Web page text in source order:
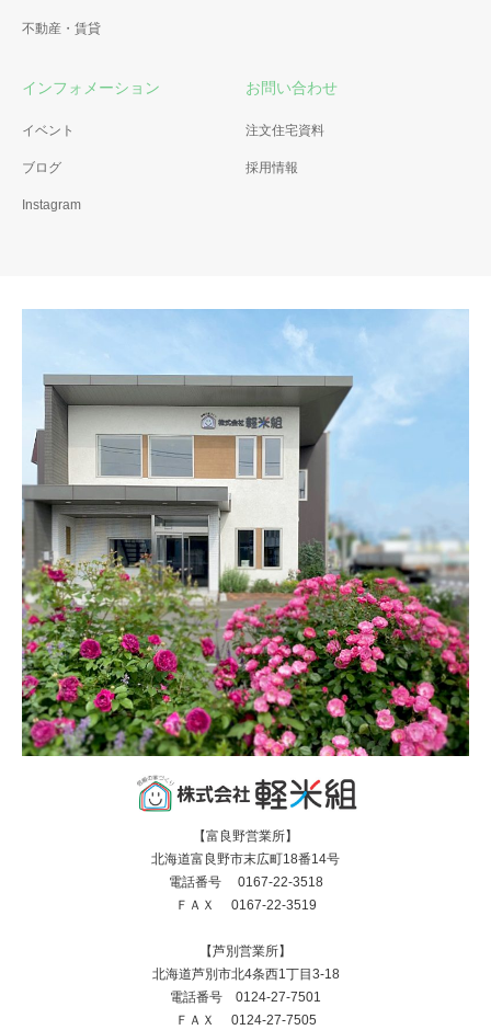
不動産・賃貸
インフォメーション
イベント
ブログ
Instagram
お問い合わせ
注文住宅資料
採用情報
【富良野営業所】
北海道富良野市末広町18番14号
電話番号 0167-22-3518
ＦＡＸ 0167-22-3519
【芦別営業所】
北海道芦別市北4条西1丁目3-18
電話番号 0124-27-7501
ＦＡＸ 0124-27-7505